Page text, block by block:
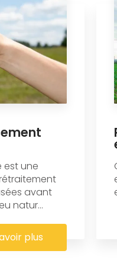
est une
avant
natur...
plus